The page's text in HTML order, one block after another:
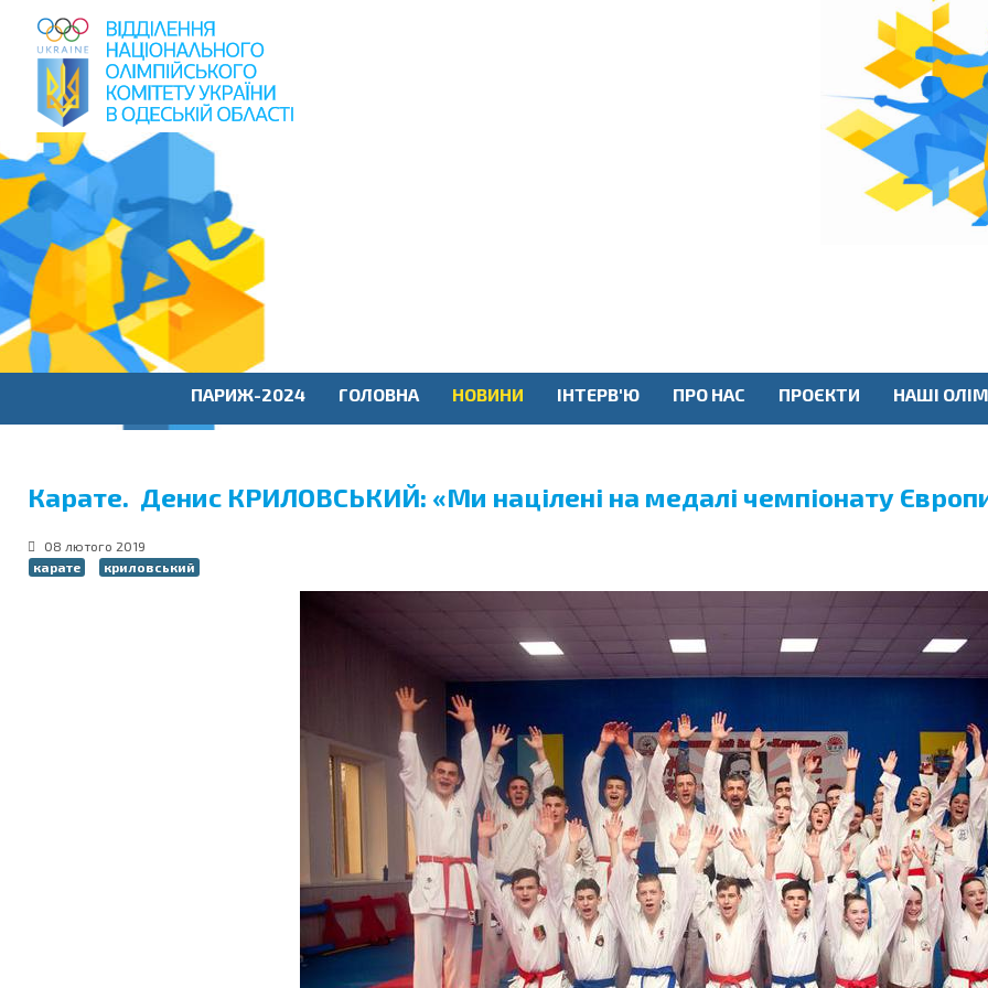
пошук
по
сайту
ПАРИЖ-2024 ГОЛОВНА НОВИНИ ІНТЕРВ'Ю ПРО НАС ПРОЄКТИ НАШІ
Карате. Денис КРИЛОВСЬКИЙ: «Ми націлені на медалі чемпіонату
08 лютого 2019
карате
криловський